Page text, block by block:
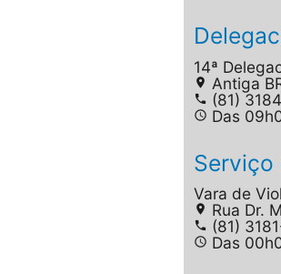
14ª
place Antiga
phone (81)
access_time Das
Serviço
Vara de
place Rua Dr.
phone (81)
access_time Das